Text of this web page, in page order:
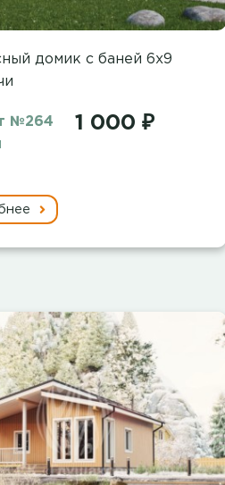
домик с баней 6х9
№264
1 000 ₽